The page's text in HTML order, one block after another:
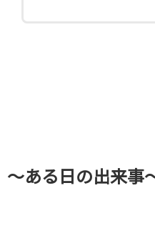
～ある日の出来事